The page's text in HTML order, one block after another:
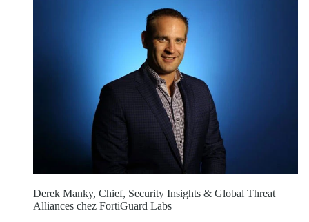
Derek Manky, Chief, Security Insights & Global Threat
Alliances chez FortiGuard Labs